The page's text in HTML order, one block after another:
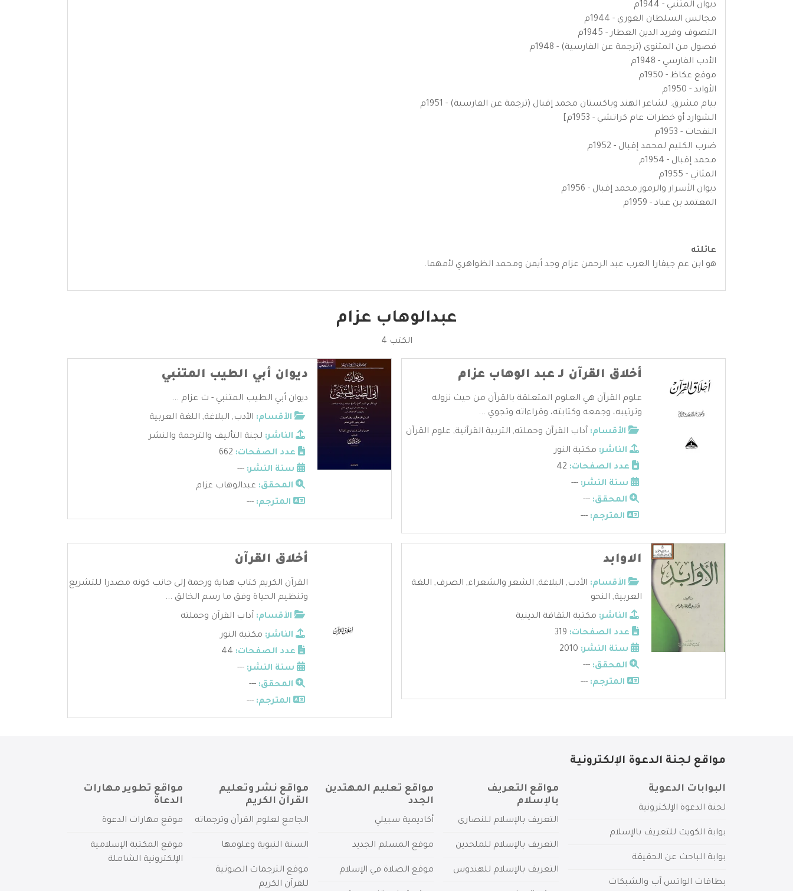
ديوان المتنبي - 1944م
مجالس السلطان الغوري - 1944م
التصوف وفريد الدين العطار - 1945م
فصول من المثنوى (ترجمة عن الفارسية) - 1948م
الأدب الفارسي - 1948م
موقع عكاظ - 1950م
الأوابد - 1950م
بيام مشرق: لشاعر الهند وباكستان محمد إقبال (ترجمة عن الفارسية) - 1951م
الشوارد أو خطرات عام كراتشي - 1953م]
النفحات - 1953م
ضرب الكليم لمحمد إقبال - 1952م
محمد إقبال - 1954م
المثاني - 1955م
ديوان الأسرار والرموز محمد إقبال - 1956م
المعتمد بن عباد - 1959م
عائلته
هو ابن عم جيفارا العرب عبد الرحمن عزام وجد أيمن ومحمد الظواهري لأمهما.
عبدالوهاب عزام
الكتب 4
أخلاق القرآن لـ عبد الوهاب عزام
علوم القرآن هي العلوم المتعلقة بالقرآن من حيث نزوله
وترتيبه، وجمعه وكتابته، وقراءاته وتجوي ...
الأقسام: آداب القرآن وحملته, التربية القرآنية, علوم القرآن
الناشر: مكتبة النور
عدد الصفحات:
سنة النشر: ---
المحقق: ---
المترجم: ---
ديوان أبي الطيب المتنبي
ديوان أبي الطيب المتنبي - ت عزام ...
الأقسام: الأدب, البلاغة, اللغة العربية
الناشر: لجنة التأليف والترجمة والنشر
عدد الصفحات:
سنة النشر: ---
المحقق: عبدالوهاب عزام
المترجم: ---
الاوابد
الأقسام: الأدب, البلاغة, الشعر والشعراء, الصرف, اللغة
العربية, النحو
الناشر: مكتبة الثقافة الدينية
عدد الصفحات:
سنة النشر:
المحقق: ---
المترجم: ---
أخلاق القرآن
القرآن الكريم كتاب هداية ورحمة إلى جانب كونه مصدرا للتشريع
وتنظيم الحياة وفق ما رسم الخالق ...
الأقسام: آداب القرآن وحملته
الناشر: مكتبة النور
عدد الصفحات:
سنة النشر: ---
المحقق: ---
المترجم: ---
مواقع لجنة الدعوة الإلكترونية
البوابات الدعوية
لجنة الدعوة الإلكترونية
بوابة الكويت للتعريف بالإسلام
بوابة الباحث عن الحقيقة
بطاقات الواتس آب والشبكات
مواقع التعريف
بالإسلام
التعريف بالإسلام للنصارى
التعريف بالإسلام للملحدين
التعريف بالإسلام للهندوس
مواقع تعليم المهتدين
الجدد
أكاديمية سبيلي
موقع المسلم الجديد
موقع الصلاة في الإسلام
مواقع نشر وتعليم
القرآن الكريم
الجامع لعلوم القرآن وترجماته
السنة النبوية وعلومها
موقع الترجمات الصوتية
للقرآن الكريم
مواقع تطوير مهارات
الدعاة
موقع مهارات الدعوة
موقع المكتبة الإسلامية
الإلكترونية الشاملة